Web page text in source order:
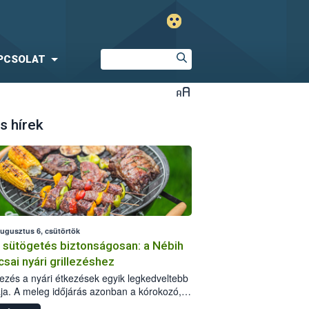
hírek
6, csütörtök
sütögetés biztonságosan: a Nébih
nyári grillezéshez
a nyári étkezések egyik legkedveltebb
A meleg időjárás azonban a kórokozó,
okozó baktériumok gyorsabb